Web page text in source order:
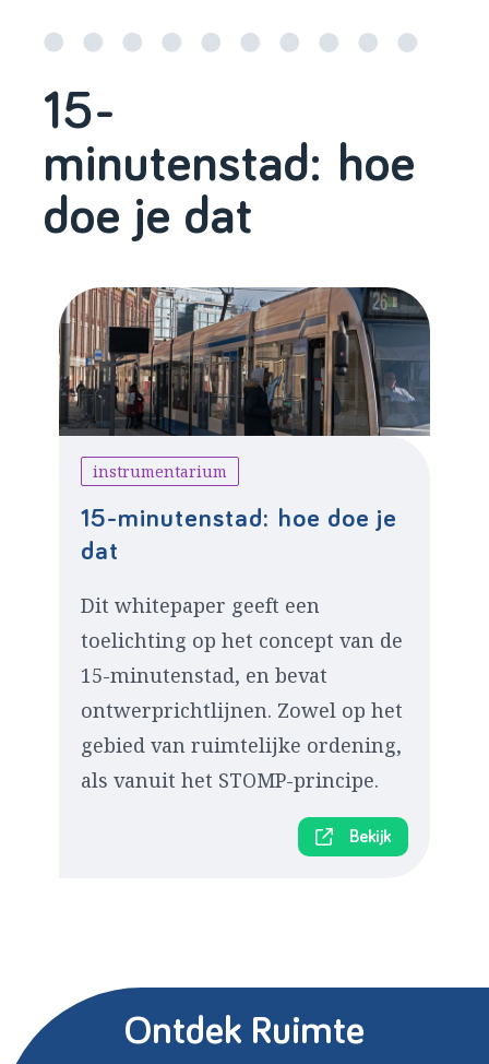
15-
minutenstad: hoe
doe je dat
instrumentarium
15-minutenstad: hoe doe je
dat
Dit whitepaper geeft een
toelichting op het concept van de
15-minutenstad, en bevat
ontwerprichtlijnen. Zowel op het
gebied van ruimtelijke ordening,
als vanuit het STOMP-principe.
Bekijk
Ontdek Ruimte